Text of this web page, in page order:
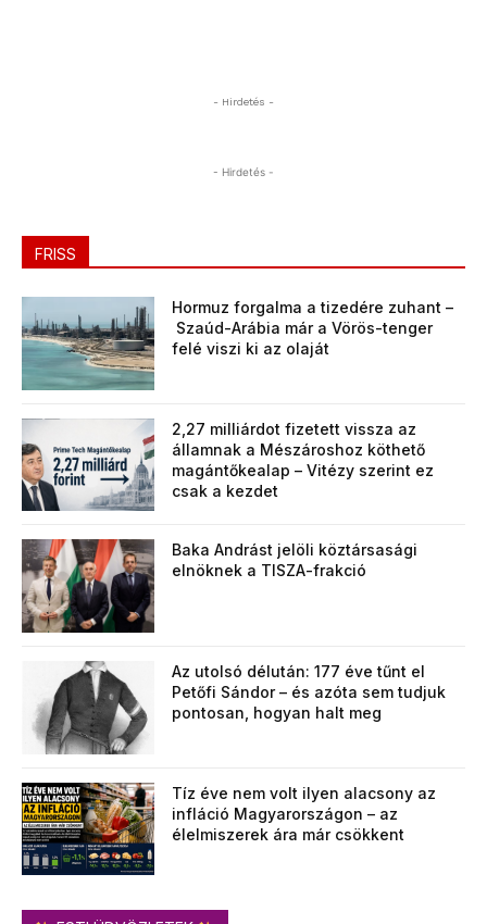
- Hirdetés -
- Hirdetés -
FRISS
Hormuz forgalma a tizedére zuhant –
Szaúd-Arábia már a Vörös-tenger
felé viszi ki az olaját
2,27 milliárdot fizetett vissza az
államnak a Mészároshoz köthető
magántőkealap – Vitézy szerint ez
csak a kezdet
Baka Andrást jelöli köztársasági
elnöknek a TISZA-frakció
Az utolsó délután: 177 éve tűnt el
Petőfi Sándor – és azóta sem tudjuk
pontosan, hogyan halt meg
Tíz éve nem volt ilyen alacsony az
infláció Magyarországon – az
élelmiszerek ára már csökkent